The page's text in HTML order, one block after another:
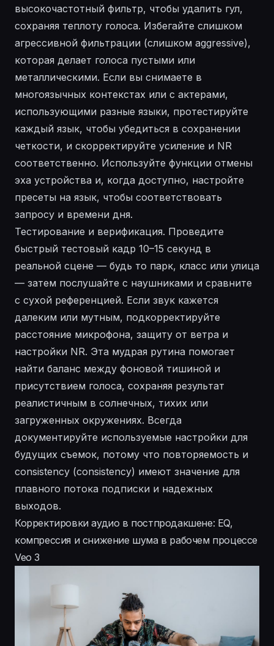
высокочастотный фильтр, чтобы удалить гул,
сохраняя теплоту голоса. Избегайте слишком
агрессивной фильтрации (слишком aggressive),
которая делает голоса пустыми или
металлическими. Если вы снимаете в
многоязычных контекстах или с актерами,
использующими разные языки, протестируйте
каждый язык, чтобы убедиться в сохранении
четкости, и скорректируйте усиление и NR
соответственно. Используйте функции отмены
эха устройства и, когда доступно, настройте
пресеты на язык, чтобы соответствовать
запросу и времени дня.
Тестирование и верификация. Проведите
быстрый тестовый кадр 10–15 секунд в
реальной сцене — будь то парк, класс или улица
— затем послушайте с наушниками и сравните
с сухой референцией. Если звук кажется
далеким или мутным, подкорректируйте
расстояние микрофона, защиту от ветра и
настройки NR. Эта мудрая рутина помогает
найти баланс между фоновой тишиной и
присутствием голоса, сохраняя результат
реалистичным в солнечных, тихих или
загруженных окружениях. Всегда
документируйте используемые настройки для
будущих съемок, потому что повторяемость и
consistency (consistency) имеют значение для
плавного потока подписки и надежных
выходов.
Корректировки аудио в постпродакшене: EQ,
компрессия и снижение шума в рабочем процессе
Veo 3